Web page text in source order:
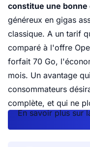
constitue une
généreux en gigas
classique. A un tarif
comparé à l'offre
forfait 70 Go,
mois. Un avantage
consommateurs
complète, et qui ne
En savoir plus sur